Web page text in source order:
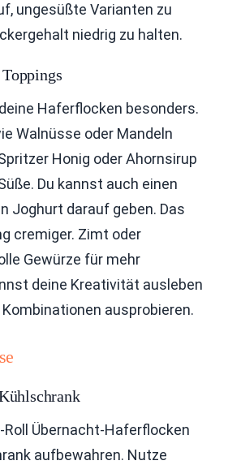
ungesüßte Varianten zu
niedrig zu halten.
Haferflocken besonders.
Walnüsse oder Mandeln
Honig oder Ahornsirup
Du kannst auch einen
Joghurt darauf geben. Das
cremiger. Zimt oder
Gewürze für mehr
deine Kreativität ausleben
ausprobieren.
Übernacht-Haferflocken
aufbewahren. Nutze